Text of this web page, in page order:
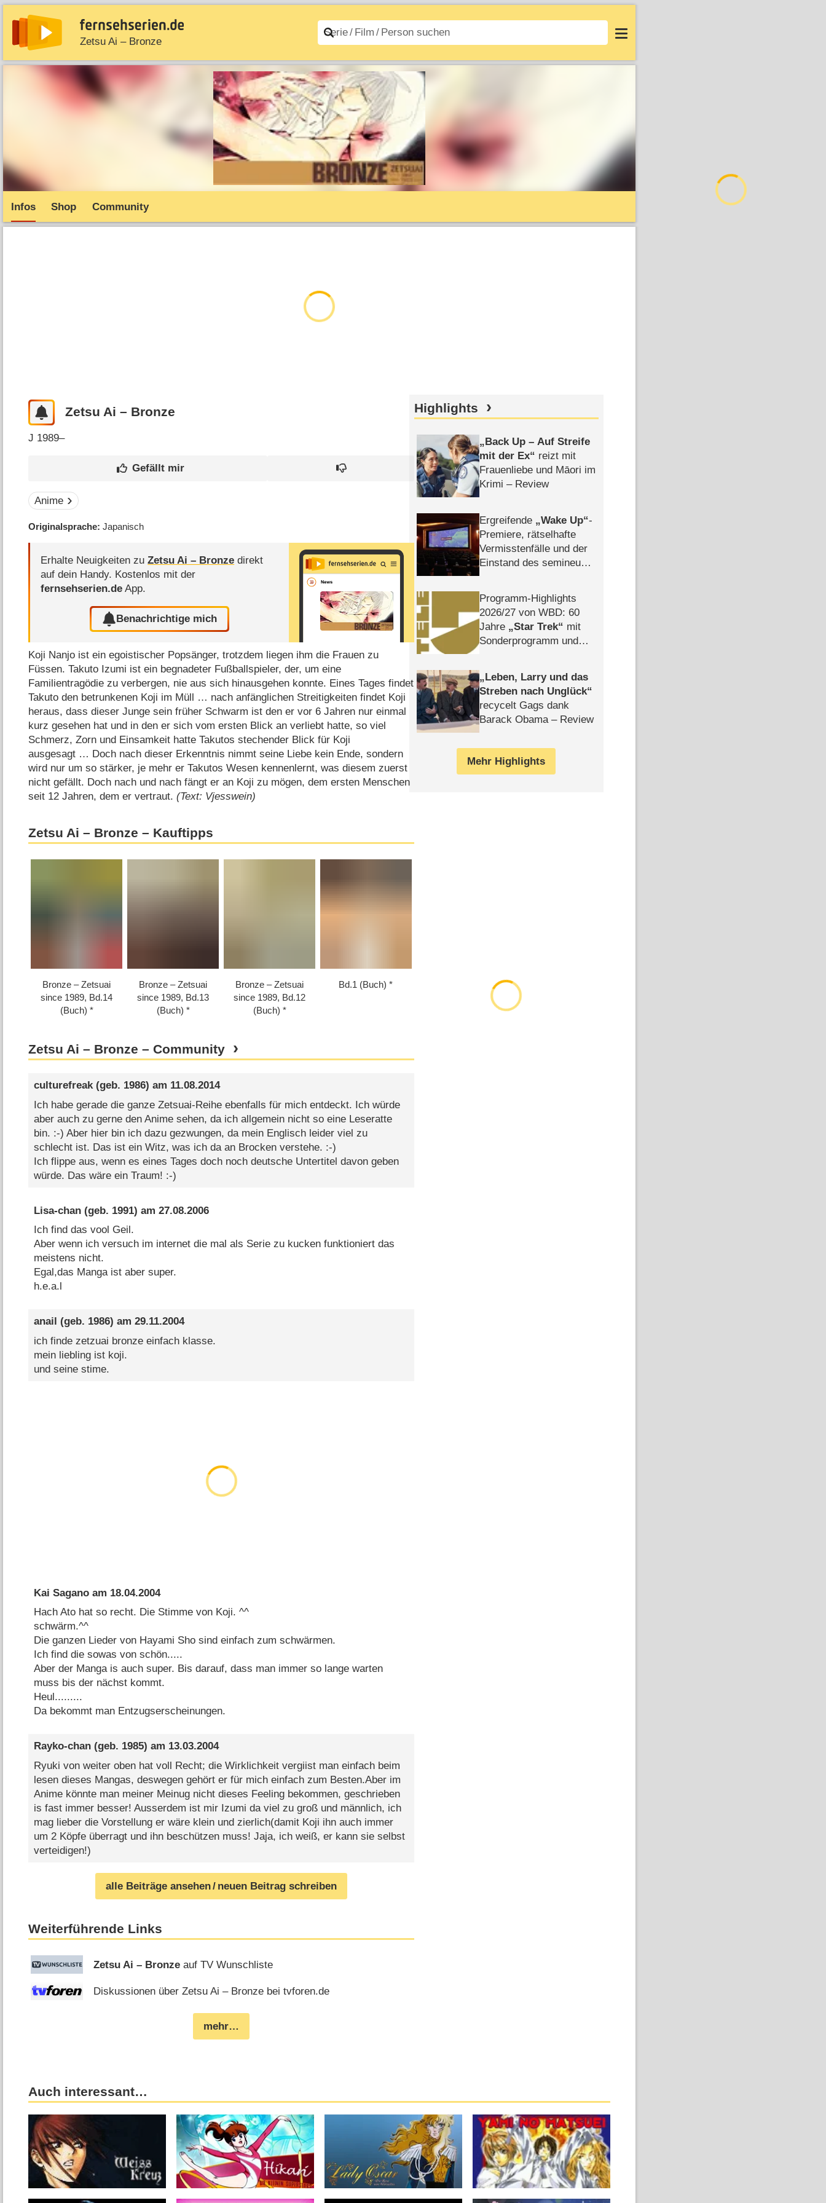
Zetsu Ai – Bronze
News Entdecken Streaming Filme A–Z Login
Infos Shop Community
Zetsu Ai – Bronze
J 1989–
Anime
Originalsprache Japanisch
Erhalte Neuigkeiten zuZetsu Ai – Bronze direkt
auf dein Handy. Kostenlos mit der
fernsehserien.de App.
Benachrichtige mich
Koji Nanjo ist ein egoistischer Popsänger, trotzdem liegen ihm die Frauen zu
Füssen. Takuto Izumi ist ein begnadeter Fußballspieler, der, um eine
Familientragödie zu verbergen, nie aus sich hinausgehen konnte. Eines Tages findet
Takuto den betrunkenen Koji im Müll … nach anfänglichen Streitigkeiten findet Koji
heraus, dass dieser Junge sein früher Schwarm ist den er vor 6 Jahren nur einmal
kurz gesehen hat und in den er sich vom ersten Blick an verliebt hatte, so viel
Schmerz, Zorn und Einsamkeit hatte Takutos stechender Blick für Koji
ausgesagt … Doch nach dieser Erkenntnis nimmt seine Liebe kein Ende, sondern
wird nur um so stärker, je mehr er Takutos Wesen kennenlernt, was diesem zuerst
nicht gefällt. Doch nach und nach fängt er an Koji zu mögen, dem ersten Menschen
seit 12 Jahren, dem er vertraut.(Text: Vjesswein)
Zetsu Ai – Bronze – Kauftipps
Bronze – Zetsuai
since 1989, Bd.14
(Buch)
Bronze – Zetsuai
since 1989, Bd.13
(Buch)
Bronze – Zetsuai
since 1989, Bd.12
(Buch)
Bd.1 (Buch)
Zetsu Ai – Bronze – Community
culturefreak(geb. 1986) am 11.08.2014
Ich habe gerade die ganze Zetsuai-Reihe ebenfalls für mich entdeckt. Ich würde
aber auch zu gerne den Anime sehen, da ich allgemein nicht so eine Leseratte
bin. :-) Aber hier bin ich dazu gezwungen, da mein Englisch leider viel zu
schlecht ist. Das ist ein Witz, was ich da an Brocken verstehe. :-)
Ich flippe aus, wenn es eines Tages doch noch deutsche Untertitel davon geben
würde. Das wäre ein Traum! :-)
Lisa-chan(geb. 1991) am 27.08.2006
Ich find das vool Geil.
Aber wenn ich versuch im internet die mal als Serie zu kucken funktioniert das
meistens nicht.
Egal,das Manga ist aber super.
h.e.a.l
anail (geb. 1986) am 29.11.2004
ich finde zetzuai bronze einfach klasse.
mein liebling ist koji.
und seine stime.
Kai Saganoam 18.04.2004
Hach Ato hat so recht. Die Stimme von Koji. ^^
schwärm.^^
Die ganzen Lieder von Hayami Sho sind einfach zum schwärmen.
Ich find die sowas von schön.....
Aber der Manga is auch super. Bis darauf, dass man immer so lange warten
muss bis der nächst kommt.
Heul.........
Da bekommt man Entzugserscheinungen.
Rayko-chan(geb. 1985) am 13.03.2004
Ryuki von weiter oben hat voll Recht; die Wirklichkeit vergiist man einfach beim
lesen dieses Mangas, deswegen gehört er für mich einfach zum Besten.Aber im
Anime könnte man meiner Meinug nicht dieses Feeling bekommen, geschrieben
is fast immer besser! Ausserdem ist mir Izumi da viel zu groß und männlich, ich
mag lieber die Vorstellung er wäre klein und zierlich(damit Koji ihn auch immer
um 2 Köpfe überragt und ihn beschützen muss! Jaja, ich weiß, er kann sie selbst
verteidigen!)
alle Beiträge ansehen/ neuen Beitrag schreiben
Weiterführende Links
Zetsu Ai – Bronze auf TV Wunschliste
Diskussionen über Zetsu Ai – Bronze bei tvforen.de
mehr…
Highlights
Back Up – Auf Streife
mit der Ex
reizt mit
Frauenliebe und Māori im
Krimi – Review
Ergreifende Wake Up -
Premiere, rätselhafte
Vermisstenfälle und der
Einstand des semineuen
Programm-Highlights
2026/​27 von WBD: 60
Jahre
Star Trek
mit
Sonderprogramm und
Leben, Larry und das
Streben nach Unglück
recycelt Gags dank
Barack Obama – Review
Mehr Highlights
Auch interessant…